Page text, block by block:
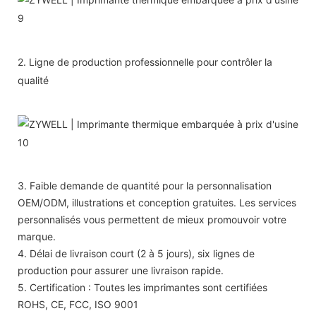
2. Ligne de production professionnelle pour contrôler la
qualité
3. Faible demande de quantité pour la personnalisation
OEM/ODM, illustrations et conception gratuites. Les services
personnalisés vous permettent de mieux promouvoir votre
marque.
4. Délai de livraison court (2 à 5 jours), six lignes de
production pour assurer une livraison rapide.
5. Certification : Toutes les imprimantes sont certifiées
ROHS, CE, FCC, ISO 9001